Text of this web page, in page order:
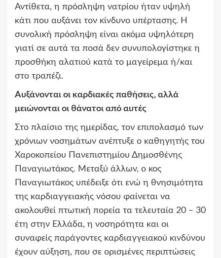
Αντίθετα, η πρόσληψη νατρίου ήταν υψηλή
κάτι που αυξάνει τον κίνδυνο υπέρτασης. Η
συνολική πρόσληψη είναι ακόμα υψηλότερη
γιατί σε αυτά τα ποσά δεν συνυπολογίστηκε η
προσθήκη αλατιού κατά το μαγείρεμα ή/και
στο τραπέζι.
Αυξάνονται οι καρδιακές παθήσεις, αλλά
μειώνονται οι θάνατοι από αυτές
Στο πλαίσιο της ημερίδας, τον επιπολασμό των
χρόνιων νοσημάτων ανέπτυξε ο καθηγητής του
Χαροκοπείου Πανεπιστημίου Δημοσθένης
Παναγιωτάκος. Μεταξύ άλλων, ο κος
Παναγιωτάκος υπέδειξε ότι ενώ η θνησιμότητα
της καρδιαγγειακής νόσου φαίνεται να
ακολουθεί πτωτική πορεία τα τελευταία 20 – 30
έτη στην Ελλάδα, η νοσηρότητα και οι
συναφείς παράγοντες καρδιαγγειακού κινδύνου
έχουν αύξηση, που σε ορισμένες περιπτώσεις